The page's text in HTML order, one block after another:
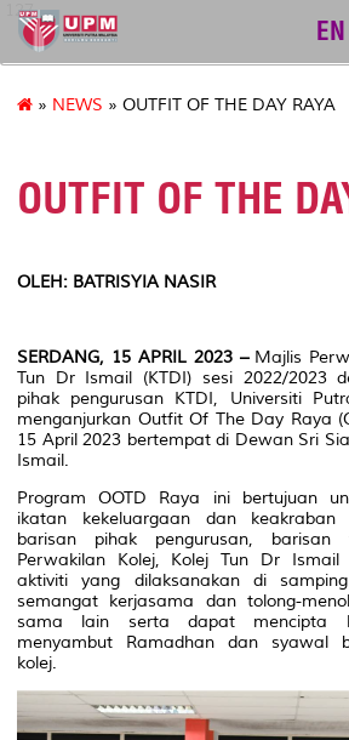
127
EN
» NEWS » OUTFIT OF THE DAY RAYA
OUTFIT OF THE
OLEH: BATRISYIA NASIR
SERDANG, 15 APRIL 2023 – Majlis
Tun Dr Ismail (KTDI) sesi 2022/2023
pihak pengurusan KTDI, Universiti
menganjurkan Outfit Of The Day Raya
15 April 2023 bertempat di Dewan Sri
Ismail.
Program OOTD Raya ini bertujuan
ikatan kekeluargaan dan keakraban
barisan pihak pengurusan,
Perwakilan Kolej, Kolej Tun Dr Ismail
aktiviti yang dilaksanakan di
semangat kerjasama dan tolong-
sama lain serta dapat mencipta
menyambut Ramadhan dan syawal
kolej.